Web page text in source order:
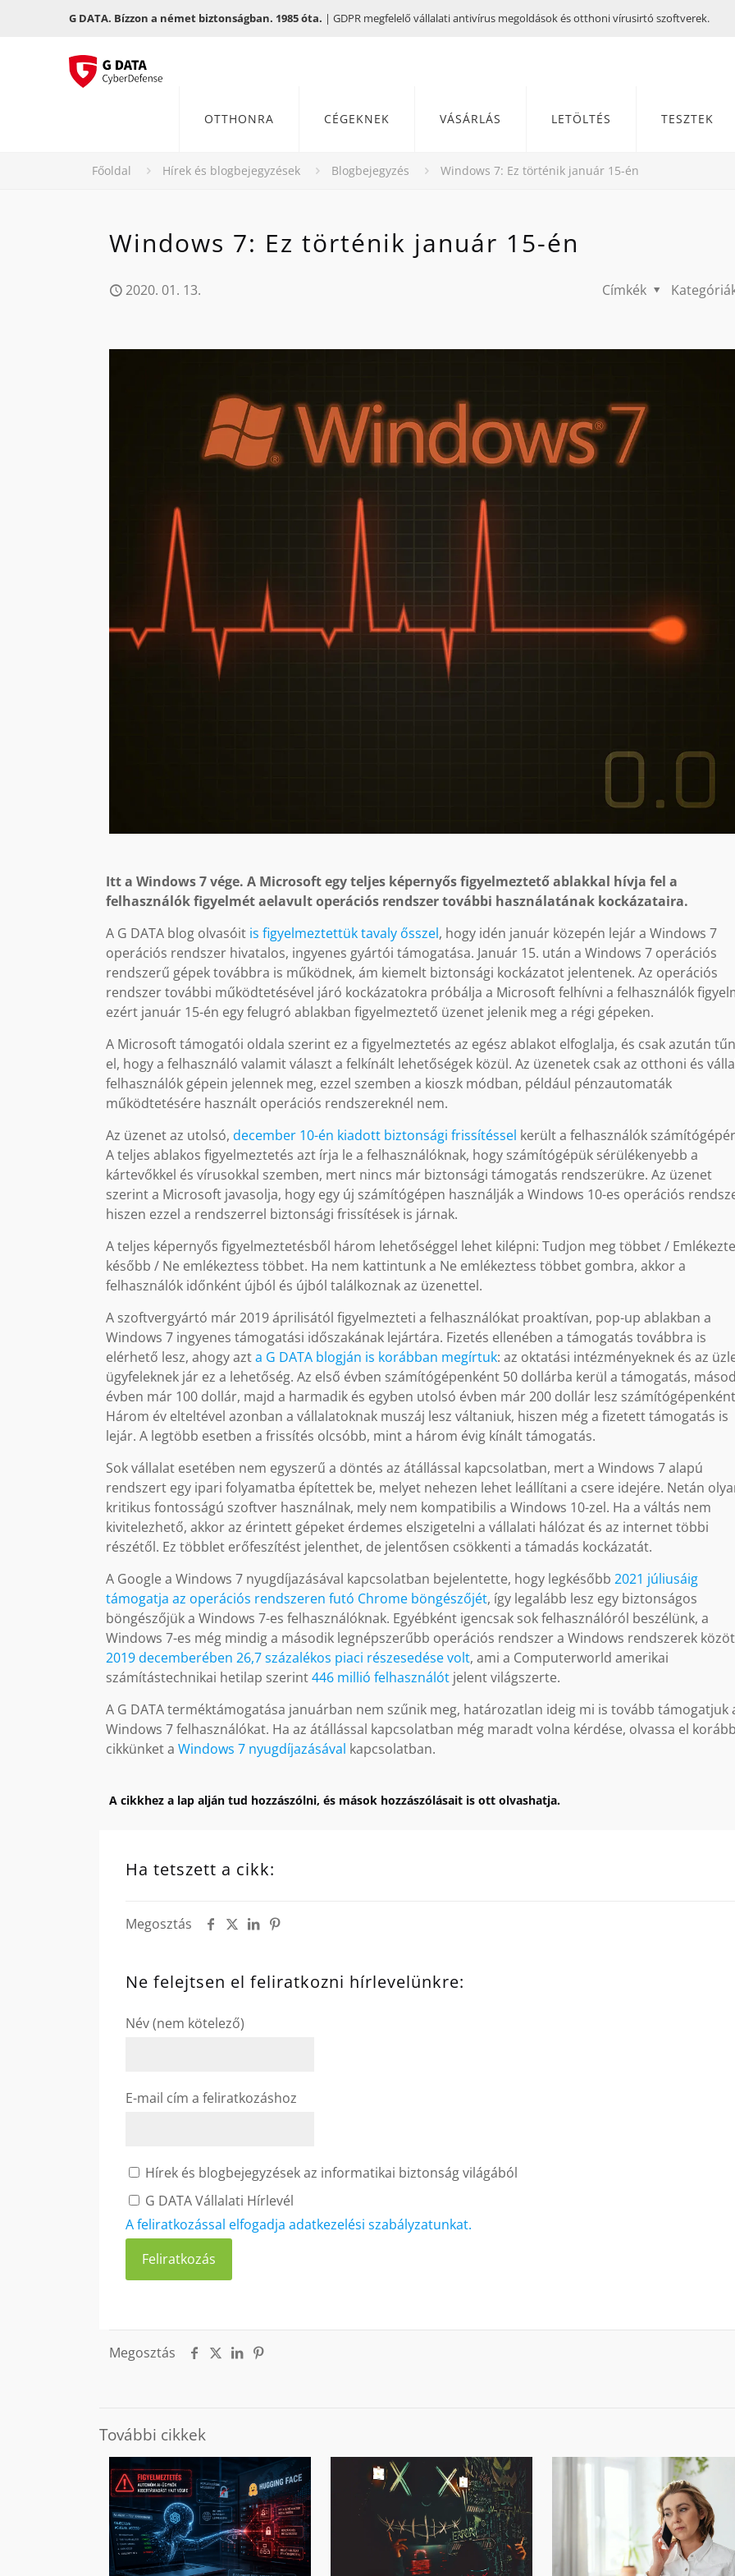
G DATA. Bízzon a német biztonságban. 1985 óta. | GDPR megfelelő vállalati antivírus megoldások és otthoni vírusirtó szoftverek.
OTTHONRA CÉGEKNEK VÁSÁRLÁS LETÖLTÉS TESZTEK
Főoldal Hírek és blogbejegyzések Blogbejegyzés Windows 7: Ez történik január 15-én
Windows 7: Ez történik január 15-én
2020. 01. 13. Címkék
Itt a Windows 7 vége. A Microsoft egy teljes képernyős figyelmeztető ablakkal hívja fel a
felhasználók figyelmét aelavult operációs rendszer további használatának kockázataira.
A G DATA blog olvasóit is figyelmeztettük tavaly ősszel, hogy idén január közepén lejár a Windows 7
operációs rendszer hivatalos, ingyenes gyártói támogatása. Január 15. után a Windows 7 operációs
rendszerű gépek továbbra is működnek, ám kiemelt biztonsági kockázatot jelentenek. Az operációs
rendszer további működtetésével járó kockázatokra próbálja a Microsoft felhívni a felhasználók
ezért január 15-én egy felugró ablakban figyelmeztető üzenet jelenik meg a régi gépeken.
A Microsoft támogatói oldala szerint ez a figyelmeztetés az egész ablakot elfoglalja, és csak azután
el, hogy a felhasználó valamit választ a felkínált lehetőségek közül. Az üzenetek csak az otthoni és
felhasználók gépein jelennek meg, ezzel szemben a kioszk módban, például pénzautomaták
működtetésére használt operációs rendszereknél nem.
Az üzenet az utolsó,december 10-én kiadott biztonsági frissítéssel került a felhasználók
A teljes ablakos figyelmeztetés azt írja le a felhasználóknak, hogy számítógépük sérülékenyebb a
kártevőkkel és vírusokkal szemben, mert nincs már biztonsági támogatás rendszerükre. Az üzenet
szerint a Microsoft javasolja, hogy egy új számítógépen használják a Windows 10-es operációs
hiszen ezzel a rendszerrel biztonsági frissítések is járnak.
A teljes képernyős figyelmeztetésből három lehetőséggel lehet kilépni: Tudjon meg többet /
később / Ne emlékeztess többet. Ha nem kattintunk a Ne emlékeztess többet gombra, akkor a
felhasználók időnként újból és újból találkoznak az üzenettel.
A szoftvergyártó már 2019 áprilisától figyelmezteti a felhasználókat proaktívan, pop-up ablakban a
Windows 7 ingyenes támogatási időszakának lejártára. Fizetés ellenében a támogatás továbbra is
elérhető lesz, ahogy azta G DATA blogján is korábban megírtuk: az oktatási intézményeknek és az
ügyfeleknek jár ez a lehetőség. Az első évben számítógépenként 50 dollárba kerül a támogatás,
évben már 100 dollár, majd a harmadik és egyben utolsó évben már 200 dollár lesz
Három év elteltével azonban a vállalatoknak muszáj lesz váltaniuk, hiszen még a fizetett támogatás is
lejár. A legtöbb esetben a frissítés olcsóbb, mint a három évig kínált támogatás.
Sok vállalat esetében nem egyszerű a döntés az átállással kapcsolatban, mert a Windows 7 alapú
rendszert egy ipari folyamatba építettek be, melyet nehezen lehet leállítani a csere idejére. Netán
kritikus fontosságú szoftver használnak, mely nem kompatibilis a Windows 10-zel. Ha a váltás nem
kivitelezhető, akkor az érintett gépeket érdemes elszigetelni a vállalati hálózat és az internet többi
részétől. Ez többlet erőfeszítést jelenthet, de jelentősen csökkenti a támadás kockázatát.
A Google a Windows 7 nyugdíjazásával kapcsolatban bejelentette, hogy legkésőbb2021 júliusáig
támogatja az operációs rendszeren futó Chrome böngészőjét, így legalább lesz egy biztonságos
böngészőjük a Windows 7-es felhasználóknak. Egyébként igencsak sok felhasználóról beszélünk, a
Windows 7-es még mindig a második legnépszerűbb operációs rendszer a Windows rendszerek
2019 decemberében 26,7 százalékos piaci részesedése volt, ami a Computerworld amerikai
számítástechnikai hetilap szerint446 millió felhasználót jelent világszerte.
A G DATA terméktámogatása januárban nem szűnik meg, határozatlan ideig mi is tovább támogatjuk
Windows 7 felhasználókat. Ha az átállással kapcsolatban még maradt volna kérdése, olvassa el
cikkünket aWindows 7 nyugdíjazásával kapcsolatban.
A cikkhez a lap alján tud hozzászólni, és mások hozzászólásait is ott olvashatja.
Ha tetszett a cikk:
Megosztás
Ne felejtsen el feliratkozni hírlevelünkre:
Név (nem kötelező)
E-mail cím a feliratkozáshoz
Hírek és blogbejegyzések az informatikai biztonság világából
G DATA Vállalati Hírlevél
A feliratkozással elfogadja adatkezelési szabályzatunkat.
Megosztás
További cikkek